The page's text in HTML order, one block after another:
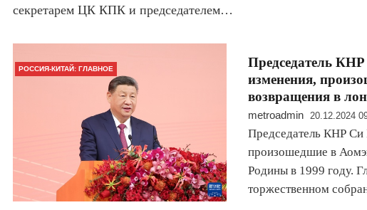
секретарем ЦК КПК и председателем…
РОССИЯ-КИТАЙ: ГЛАВНОЕ
Председатель
изменения,
возвращения в
metroadmin 20.12.2024
Председатель КНР Си
произошедшие в
Родины в 1999 году.
торжественном